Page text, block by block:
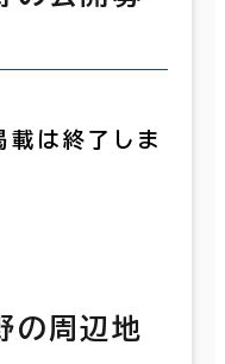
は終了しま
の周辺地